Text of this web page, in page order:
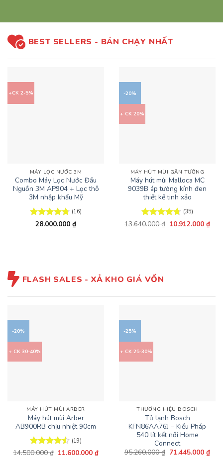
BEST SELLERS - BÁN CHẠY NHẤT
+CK 2-5%
MÁY LỌC NƯỚC 3M
Combo Máy Lọc Nước Đầu
Nguồn 3M AP904 + Lọc thô
3M nhập khẩu Mỹ
Được xếp
(16)
28.000.000 ₫
-20%
+ CK 20%
MÁY HÚT MÙI GẮN TƯỜNG
Máy hút mùi Malloca MC
9039B áp tường kính đen
thiết kế tinh xảo
Được xếp
(35)
13.640.000₫ Giá
10.912.000₫Giá
FLASH SALES - XẢ KHO GIÁ VỐN
-20%
+ CK 30-40%
MÁY HÚT MÙI ARBER
Máy hút mùi Arber
AB900RB chịu nhiệt 90cm
Được xếp
(19)
14.500.000₫ Giá
11.600.000₫Giá
-25%
+ CK 25-30%
THƯƠNG HIỆU BOSCH
Tủ lạnh Bosch
KFN86AA76J – Kiểu Pháp
540 lít kết nối Home
Connect
95.260.000₫ Giá
71.445.000₫Giá